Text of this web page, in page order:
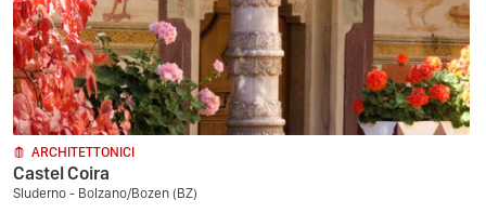
ARCHITETTONICI
Castel Coira
Sluderno - Bolzano/Bozen (BZ)